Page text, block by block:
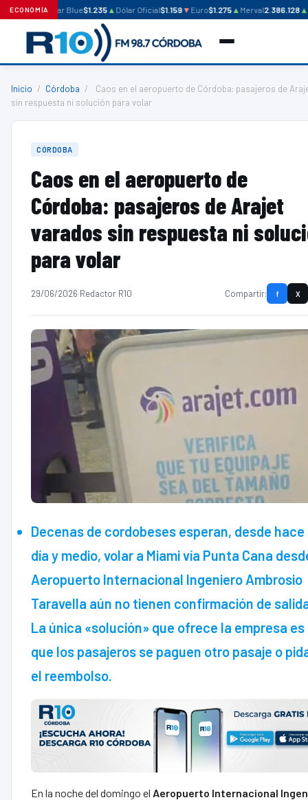
ECONOMÍADólar Blue$1.235▲Dólar Oficial$1.159▼Euro$1.275▲Merval2.386.128▲
Inicio / Córdoba /
Caos en el aeropuerto de Córdoba: pasajeros de
sin respuesta ni solución para volar
CÓRDOBA
Caos en el aeropuerto de
Córdoba: pasajeros de Arajet
varados sin respuesta ni
para volar
29/06/2026·Redactor R10 Compartir: f X
Decenas de cordobeses esperan, desde hace
día y medio, volar a Miami vía Punta Cana
Aeropuerto Internacional Ingeniero Ambrosio
Taravella aún no tienen confirmación de
La única «solución» que ofrece la empresa es
que los pasajeros se paguen otro pasaje o
el reembolso.
En la noche del domingo el Aeropuerto Internacional